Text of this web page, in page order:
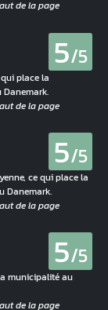
5/5
place la
5/5
ce qui place la
Danemark.
5/5
municipalité au